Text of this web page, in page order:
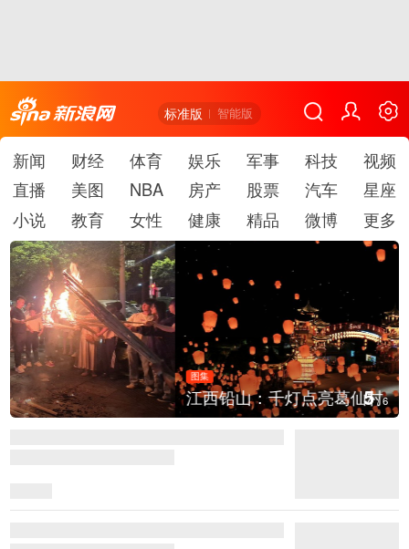
标准版 智能版
新闻 财经 体育 娱乐 军事 科技
视频
直播
美图 NBA 房产 股票 汽车
星座
小说
教育 女性 健康 精品 微博 更多
图集
江西铅山：千灯点亮葛仙村 5/6